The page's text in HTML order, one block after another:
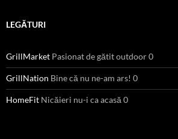
LEGĂTURI
GrillMarket Pasionat de gătit outdoor 0
GrillNation Bine că nu ne-am ars! 0
HomeFit Nicăieri nu-i ca acasă 0